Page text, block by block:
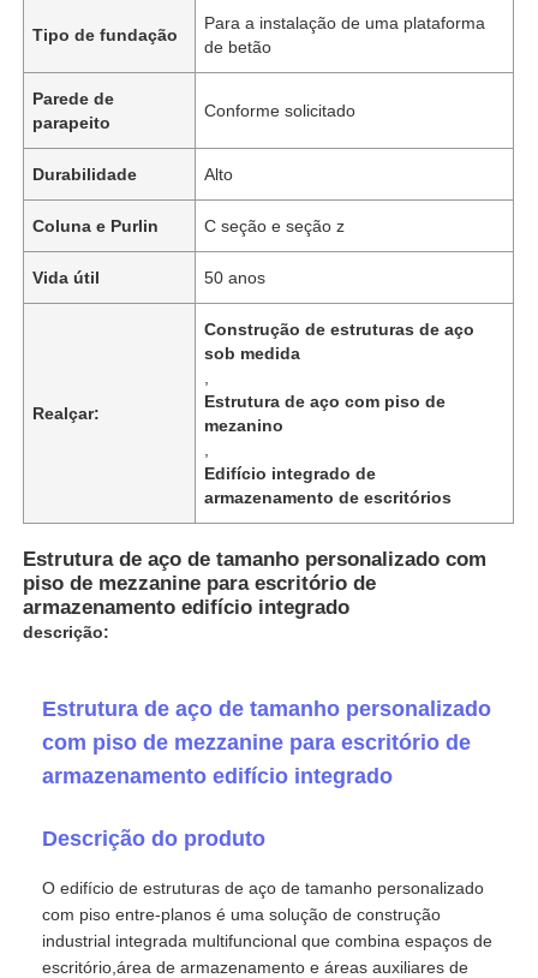
Lar
Sobre Nós
Visita à Fábrica
Tipo de fundação
Para a instalação de uma plataforma
de betão
Parede de
parapeito
Conforme solicitado
Durabilidade Alto
Coluna e Purlin C seção e seção z
Vida útil 50 anos
Realçar:
Construção de estruturas de aço
sob medida
Estrutura de aço com piso de
mezanino
Edifício integrado de
armazenamento de escritórios
Estrutura de aço de tamanho personalizado com
piso de mezzanine para escritório de
armazenamento edifício integrado
descrição:
Estrutura de aço de tamanho personalizado
com piso de mezzanine para escritório de
armazenamento edifício integrado
Descrição do produto
O edifício de estruturas de aço de tamanho personalizado
com piso entre-planos é uma solução de construção
industrial integrada multifuncional que combina espaços de
escritório,área de armazenamento e áreas auxiliares de